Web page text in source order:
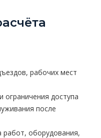
рабочих мест
доступа
после
работ, оборудования,